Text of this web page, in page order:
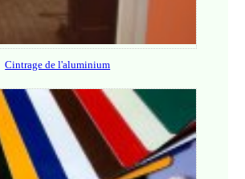
Cintrage de l'aluminium